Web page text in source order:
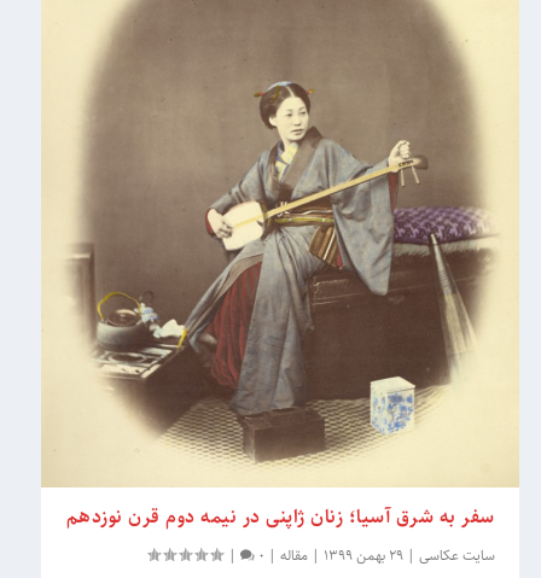
سفر به شرق آسیا؛ زنان ژاپنی در نیمه دوم قرن نوزدهم
سایت عکاسی |29 بهمن 1399 |مقاله |
0
|